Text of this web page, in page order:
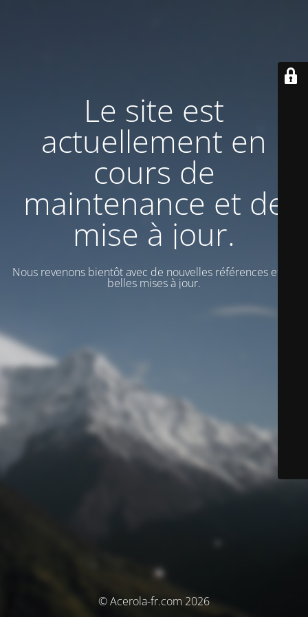
Le site est
actuellement en
cours de
maintenance et de
mise à jour.
Nous revenons bientôt avec de nouvelles références et de
belles mises à jour.
© Acerola-fr.com 2026